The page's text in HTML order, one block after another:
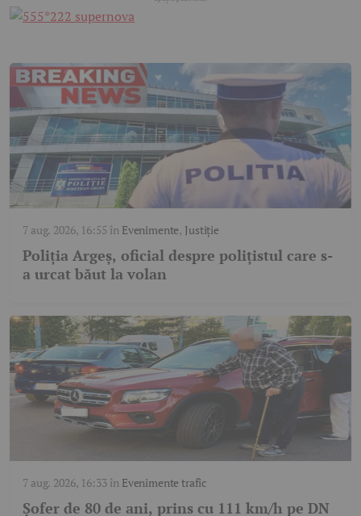
7 aug. 2026, 16:55 în Evenimente, Justiție
Poliția Argeș, oficial despre polițistul care s-
a urcat băut la volan
7 aug. 2026, 16:33în Evenimente trafic
Șofer de 80 de ani, prins cu 111 km/h pe DN